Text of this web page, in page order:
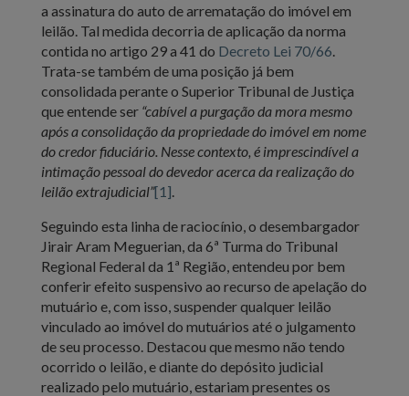
a assinatura do auto de arrematação do imóvel em
leilão. Tal medida decorria de aplicação da norma
contida no artigo 29 a 41 do Decreto Lei 70/66.
Trata-se também de uma posição já bem
consolidada perante o Superior Tribunal de Justiça
que entende ser “cabível a purgação da mora mesmo
após a consolidação da propriedade do imóvel em nome
do credor fiduciário. Nesse contexto, é imprescindível a
intimação pessoal do devedor acerca da realização do
leilão extrajudicial”[1].
Seguindo esta linha de raciocínio, o desembargador
Jirair Aram Meguerian, da 6ª Turma do Tribunal
Regional Federal da 1ª Região, entendeu por bem
conferir efeito suspensivo ao recurso de apelação do
mutuário e, com isso, suspender qualquer leilão
vinculado ao imóvel do mutuários até o julgamento
de seu processo. Destacou que mesmo não tendo
ocorrido o leilão, e diante do depósito judicial
realizado pelo mutuário, estariam presentes os